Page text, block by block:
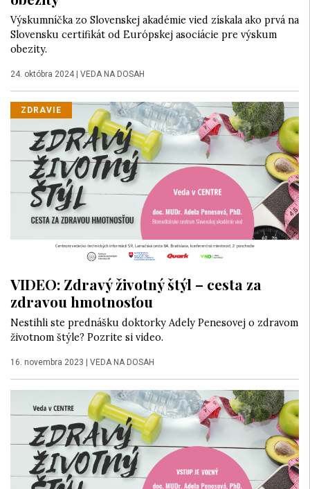
Výskumníčka zo Slovenskej akadémie vied získala ako prvá na
Slovensku certifikát od Európskej asociácie pre výskum
obezity.
24. októbra 2024 | VEDA NA DOSAH
ZDRAVIE
VIDEO: Zdravý životný štýl – cesta za
zdravou hmotnosťou
Nestihli ste prednášku doktorky Adely Penesovej o zdravom
životnom štýle? Pozrite si video.
16. novembra 2023 | VEDA NA DOSAH